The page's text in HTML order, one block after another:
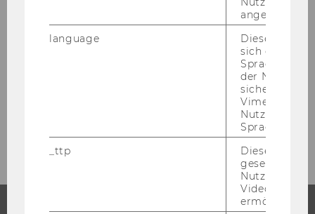
angemeldet
language
Dieses
sich die
der
Vimeo in der
Nutzer
Sprache
_ttp
Dieser
gesetzt, um
Nutzung des
Videoplayers
ermöglichen